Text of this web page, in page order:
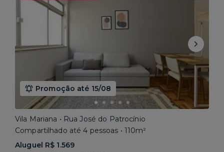
Promoção até 15/08
Vila Mariana • Rua José do Patrocínio
Compartilhado até 4 pessoas • 110m²
Aluguel R$ 1.569